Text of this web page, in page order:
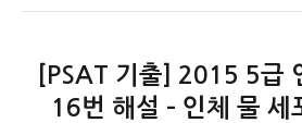
[PSAT 기출] 2015 5급
16번 해설 – 인체 물 세